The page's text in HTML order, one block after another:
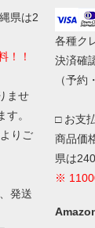
県は2
！！
ませ
。
りご
発送
各種ク
決済確
（予
□ お支
商品価
県は
※